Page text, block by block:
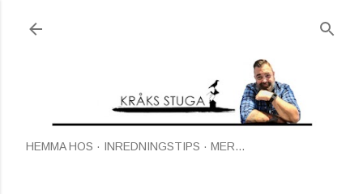
HEMMA HOS INREDNINGSTIPS MER…